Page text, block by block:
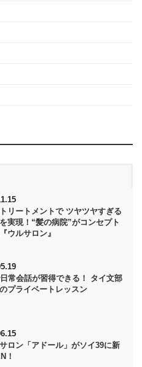
リートメントで ツヤツヤすぎる
実現！“髪の病院”がコンセプト
ウルサロン』
常会話が習得できる！ タイ文部
プライベートレッスン
ロン「アドール」がソイ39に新
！